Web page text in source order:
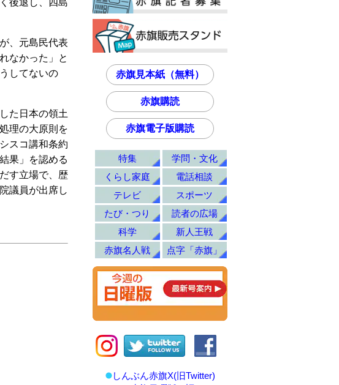
後退し、四島
、元島民代表
なかった」と
してないの
た日本の領土
理の大原則を
スコ講和条約
果」を認める
す立場で、歴
議員が出席し
赤旗見本紙（無料）
赤旗購読
赤旗電子版購読
特集
学問・文化
くらし家庭
電話相談
テレビ
スポーツ
たび・つり
読者の広場
科学
新人王戦
赤旗名人戦
点字「赤旗」
しんぶん赤旗X(旧Twitter)